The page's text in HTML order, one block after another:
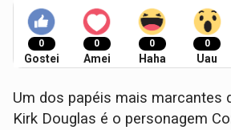
0
Gostei
0
Amei
0
Haha
0
Uau
Um dos papéis mais marcantes
Kirk Douglas é o personagem